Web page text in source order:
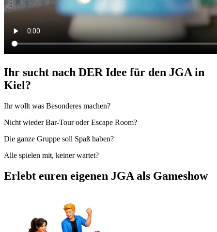
Ihr sucht nach DER Idee für den JGA in
Kiel?
Ihr wollt was Besonderes machen?
Nicht wieder Bar-Tour oder Escape Room?
Die ganze Gruppe soll Spaß haben?
Alle spielen mit, keiner wartet?
Erlebt euren eigenen JGA als Gameshow